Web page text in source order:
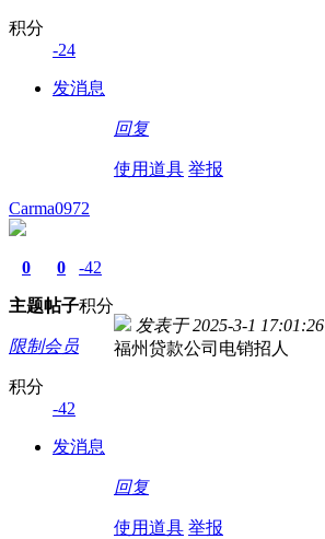
积分
-24
发消息
回复
使用道具 举报
Carma0972
0
主题
0
帖子
-42
积分
限制会员
积分
-42
发消息
发表于 2025-3-1 17:01:26
福州贷款公司电销招人
回复
使用道具 举报